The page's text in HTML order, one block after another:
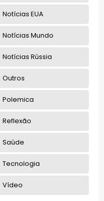
Notícias EUA
Notícias Mundo
Notícias Rússia
Outros
Polemica
Reflexão
Saúde
Tecnologia
Vídeo